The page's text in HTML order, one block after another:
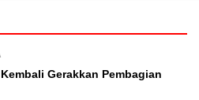
Gerakkan Pembagian